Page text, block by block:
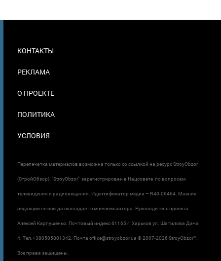
В
КОНТАКТЫ
РЕКЛАМА
О ПРОЕКТЕ
ПОЛИТИКА
УСЛОВИЯ
Перепечатка материалов возможна только со ссылкой на ресурс StroyObzor
(СтройОбзор). "StroyObzor" зарегистрирован в Нацсовете по вопросам
телевидения и радиовещания. Идентификатор медиа – R40-06464. Мнение
редакции не всегда совпадает с мнением автора. Руководитель проекта
Алексей Карпушенко. Почтовый индекс 61165 г. Харьков ул. Шатилова Дача
4. Тел.+380505801342. Почта office@stroyobzor.ua © 2007-2026 StroyObzor™.
Все права защищены.